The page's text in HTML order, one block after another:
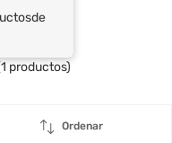
de
1 productos)
Ordenar